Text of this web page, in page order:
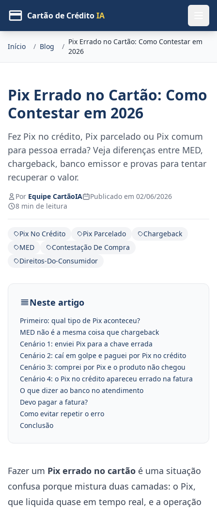
Cartão de CréditoIA
Início / Blog /
Pix Errado no Cartão: Como Contestar em
2026
Pix Errado no Cartão: Como
Contestar em 2026
Fez Pix no crédito, Pix parcelado ou Pix comum
para pessoa errada? Veja diferenças entre MED,
chargeback, banco emissor e provas para tentar
recuperar o valor.
Por Equipe CartãoIA
Publicado em 02/06/2026
8 min de leitura
Pix No Crédito Pix Parcelado
Chargeback
MED
Contestação De Compra
Direitos-Do-Consumidor
Neste artigo
Primeiro: qual tipo de Pix aconteceu?
MED não é a mesma coisa que chargeback
Cenário 1: enviei Pix para a chave errada
Cenário 2: caí em golpe e paguei por Pix no crédito
Cenário 3: comprei por Pix e o produto não chegou
Cenário 4: o Pix no crédito apareceu errado na fatura
O que dizer ao banco no atendimento
Devo pagar a fatura?
Como evitar repetir o erro
Conclusão
Fazer um Pix errado no cartão é uma situação
confusa porque mistura duas camadas: o Pix,
que liquida quase em tempo real, e a operação